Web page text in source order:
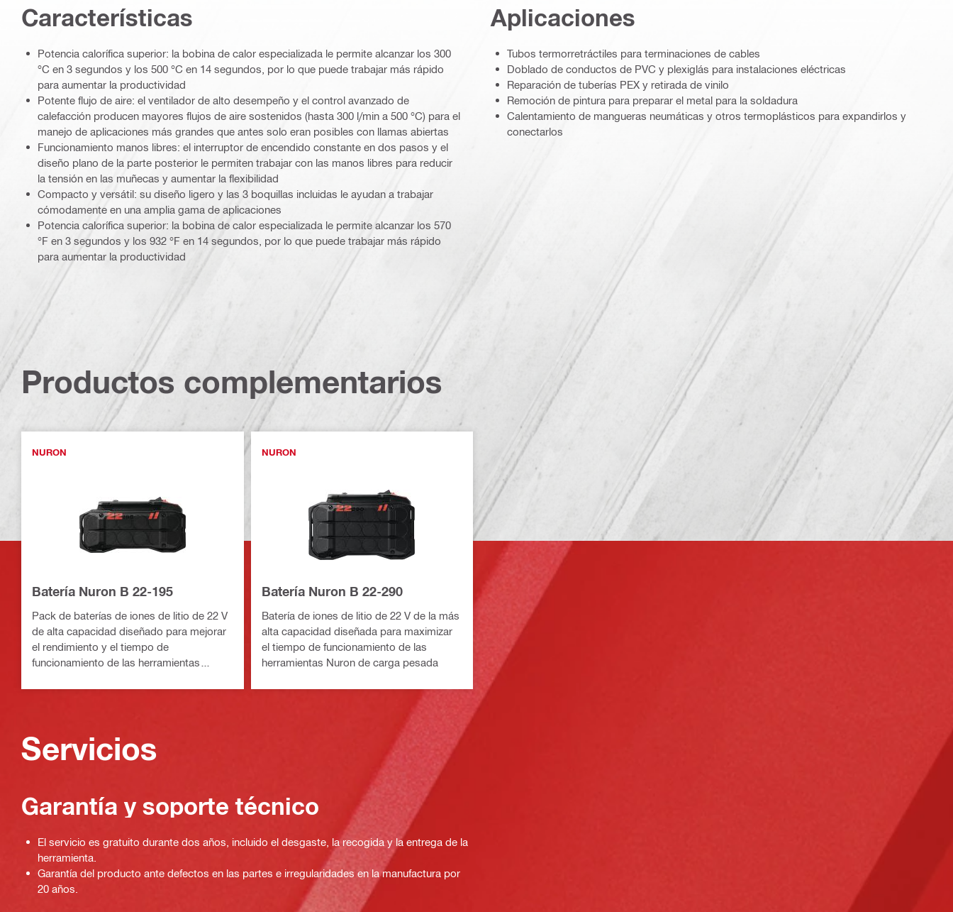
Características
Potencia calorífica superior: la bobina de calor especializada le permite alcanzar los 300
°C en 3 segundos y los 500 °C en 14 segundos, por lo que puede trabajar más rápido
para aumentar la productividad
Potente flujo de aire: el ventilador de alto desempeño y el control avanzado de
calefacción producen mayores flujos de aire sostenidos (hasta 300 l/min a 500 °C) para el
manejo de aplicaciones más grandes que antes solo eran posibles con llamas abiertas
Funcionamiento manos libres: el interruptor de encendido constante en dos pasos y el
diseño plano de la parte posterior le permiten trabajar con las manos libres para reducir
la tensión en las muñecas y aumentar la flexibilidad
Compacto y versátil: su diseño ligero y las 3 boquillas incluidas le ayudan a trabajar
cómodamente en una amplia gama de aplicaciones
Potencia calorífica superior: la bobina de calor especializada le permite alcanzar los 570
°F en 3 segundos y los 932 °F en 14 segundos, por lo que puede trabajar más rápido
para aumentar la productividad
Aplicaciones
Tubos termorretráctiles para terminaciones de cables
Doblado de conductos de PVC y plexiglás para instalaciones eléctricas
Reparación de tuberías PEX y retirada de vinilo
Remoción de pintura para preparar el metal para la soldadura
Calentamiento de mangueras neumáticas y otros termoplásticos para expandirlos y
conectarlos
Productos complementarios
NURON
Batería Nuron B 22-195
Pack de baterías de iones de litio de 22 V
de alta capacidad diseñado para mejorar
el rendimiento y el tiempo de
funcionamiento de las herramientas
NURON
Batería Nuron B 22-290
Batería de iones de litio de 22 V de la más
alta capacidad diseñada para maximizar
el tiempo de funcionamiento de las
herramientas Nuron de carga pesada
Servicios
Garantía y soporte técnico
El servicio es gratuito durante dos años, incluido el desgaste, la recogida y la entrega de la
herramienta.
Garantía del producto ante defectos en las partes e irregularidades en la manufactura por
20 años.